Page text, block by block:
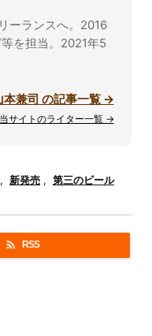
ーランスへ。2016
を担当。2021年5
本兼司 の記事一覧 →
当サイトのライター一覧 →
, 新発売 , 第三のビール
 RSS